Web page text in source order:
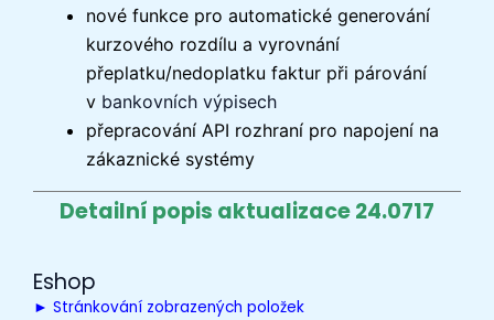
nové funkce pro automatické generování
kurzového rozdílu a vyrovnání
přeplatku/nedoplatku faktur při párování
v bankovních výpisech
přepracování API rozhraní pro napojení na
zákaznické systémy
Detailní popis aktualizace 24.0717
Eshop
► Stránkování zobrazených položek